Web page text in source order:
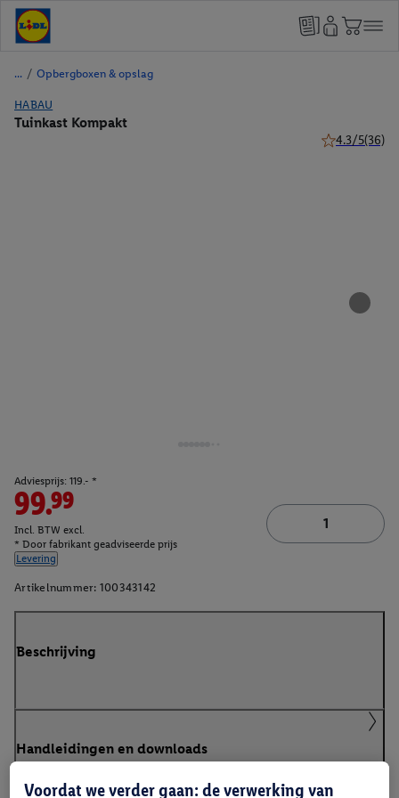
/ Opbergboxen & opslag
HABAU
Tuinkast Kompakt
4.3/5(36)
Adviesprijs: 119.- *
99.99
Incl. BTW excl.
* Door fabrikant geadviseerde prijs
Levering
Artikelnummer: 100343142
Beschrijving
Handleidingen en downloads
Voordat we verder gaan: de verwerking van